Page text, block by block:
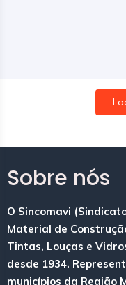
Sobre nós
O Sincomavi
Material de
Tintas, Louças e
desde 1934.
municípios da Região